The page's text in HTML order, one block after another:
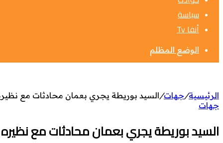
سياسة
أنفا Tv
الوضع المظلم
الرئيسية/جهات/السيد بوريطة يجري بعمان محادثات مع
جهات
السيد بوريطة يجري بعمان محادثات مع نظيره